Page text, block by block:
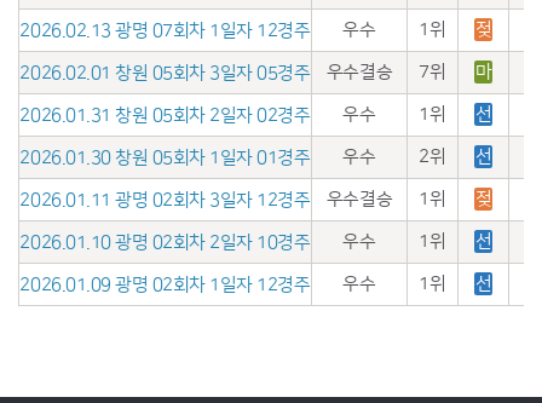
2026.02.13 광명 07회차 1일자 12경주 우수 1위 젖
2026.02.01 창원 05회차 3일자 05경주 우수결승 7위 마
2026.01.31 창원 05회차 2일자 02경주 우수 1위 선
2026.01.30 창원 05회차 1일자 01경주 우수 2위 선
2026.01.11 광명 02회차 3일자 12경주 우수결승 1위 젖
2026.01.10 광명 02회차 2일자 10경주 우수 1위 선
2026.01.09 광명 02회차 1일자 12경주 우수 1위 선